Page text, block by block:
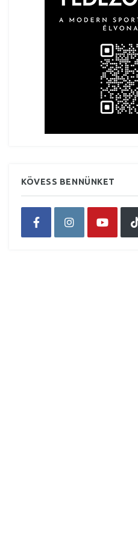
KÖVESS BENNÜNKET